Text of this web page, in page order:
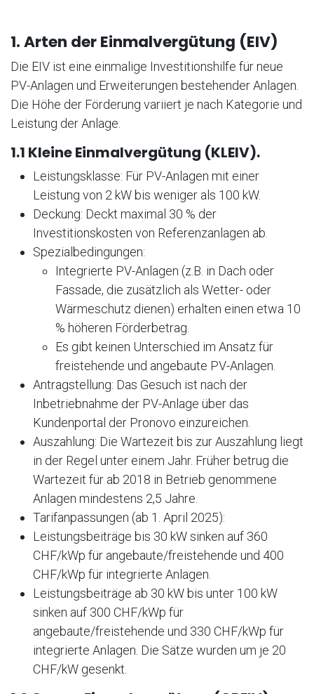
1. Arten der Einmalvergütung (EIV)
Die EIV ist eine einmalige Investitionshilfe für neue
PV-Anlagen und Erweiterungen bestehender Anlagen.
Die Höhe der Förderung variiert je nach Kategorie und
Leistung der Anlage.
1.1 Kleine Einmalvergütung (KLEIV).
Leistungsklasse: Für PV-Anlagen mit einer
Leistung von 2 kW bis weniger als 100 kW.
Deckung: Deckt maximal 30 % der
Investitionskosten von Referenzanlagen ab.
Spezialbedingungen:
Integrierte PV-Anlagen (z.B. in Dach oder
Fassade, die zusätzlich als Wetter- oder
Wärmeschutz dienen) erhalten einen etwa 10
% höheren Förderbetrag.
Es gibt keinen Unterschied im Ansatz für
freistehende und angebaute PV-Anlagen.
Antragstellung: Das Gesuch ist nach der
Inbetriebnahme der PV-Anlage über das
Kundenportal der Pronovo einzureichen.
Auszahlung: Die Wartezeit bis zur Auszahlung liegt
in der Regel unter einem Jahr. Früher betrug die
Wartezeit für ab 2018 in Betrieb genommene
Anlagen mindestens 2,5 Jahre.
Tarifanpassungen (ab 1. April 2025):
Leistungsbeiträge bis 30 kW sinken auf 360
CHF/kWp für angebaute/freistehende und 400
CHF/kWp für integrierte Anlagen.
Leistungsbeiträge ab 30 kW bis unter 100 kW
sinken auf 300 CHF/kWp für
angebaute/freistehende und 330 CHF/kWp für
integrierte Anlagen. Die Sätze wurden um je 20
CHF/kW gesenkt.